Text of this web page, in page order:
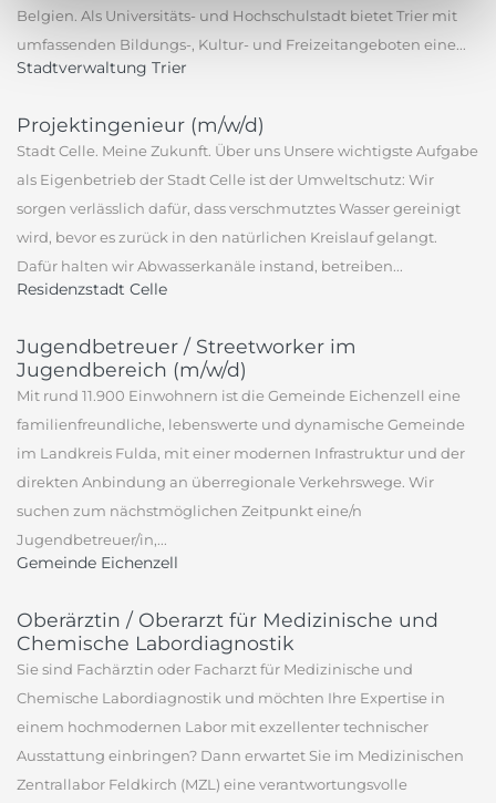
Belgien. Als Universitäts- und Hochschulstadt bietet Trier mit
umfassenden Bildungs-, Kultur- und Freizeitangeboten eine...
Stadtverwaltung Trier
Projektingenieur (m/w/d)
Stadt Celle. Meine Zukunft. Über uns Unsere wichtigste Aufgabe
als Eigenbetrieb der Stadt Celle ist der Umweltschutz: Wir
sorgen verlässlich dafür, dass verschmutztes Wasser gereinigt
wird, bevor es zurück in den natürlichen Kreislauf gelangt.
Dafür halten wir Abwasserkanäle instand, betreiben...
Residenzstadt Celle
Jugendbetreuer / Streetworker im
Jugendbereich (m/w/d)
Mit rund 11.900 Einwohnern ist die Gemeinde Eichenzell eine
familienfreundliche, lebenswerte und dynamische Gemeinde
im Landkreis Fulda, mit einer modernen Infrastruktur und der
direkten Anbindung an überregionale Verkehrswege. Wir
suchen zum nächstmöglichen Zeitpunkt eine/n
Jugendbetreuer/in,...
Gemeinde Eichenzell
Oberärztin / Oberarzt für Medizinische und
Chemische Labordiagnostik
Sie sind Fachärztin oder Facharzt für Medizinische und
Chemische Labordiagnostik und möchten Ihre Expertise in
einem hochmodernen Labor mit exzellenter technischer
Ausstattung einbringen? Dann erwartet Sie im Medizinischen
Zentrallabor Feldkirch (MZL) eine verantwortungsvolle